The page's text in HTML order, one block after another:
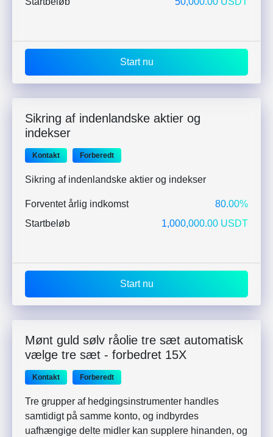
Start nu
Sikring af indenlandske aktier og
indekser
Kontakt Forberedt
Sikring af indenlandske aktier og indekser
Forventet årlig indkomst
80.00%
Startbeløb
1,000,000.00 USDT
Start nu
Mønt guld sølv råolie tre sæt automatisk
vælge tre sæt - forbedret 15X
Kontakt Forberedt
Tre grupper af hedgingsinstrumenter handles
samtidigt på samme konto, og indbyrdes
uafhængige delte midler kan supplere hinanden, og